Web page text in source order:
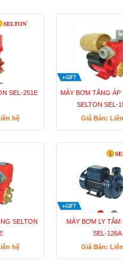
SEL-251E
hệ
MÁY BƠM TĂNG
SELTON SEL-
Giá Bán:
SELTON
hệ
MÁY BƠM LY TÂM
SEL-126A
Giá Bán: